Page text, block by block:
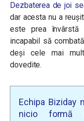
Dezbaterea de joi
dar acesta nu a
este prea învârstă
incapabil să
deși cele mai
dovedite.
Echipa Biziday
nicio formă